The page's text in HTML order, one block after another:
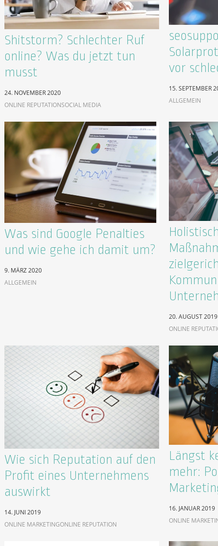
Shitstorm? Schlechter Ruf
online? Was du jetzt tun
musst
24. NOVEMBER 2020
ONLINE REPUTATIONSOCIAL MEDIA
vor
15. SEPTEMBER
ALLGEMEIN
Was sind Google Penalties
und wie gehe ich damit um?
9. MÄRZ 2020
ALLGEMEIN
20. AUGUST 2019
ONLINE
Wie sich Reputation auf den
Profit eines Unternehmens
auswirkt
14. JUNI 2019
ONLINE MARKETINGONLINE REPUTATION
Längst
mehr:
16. JANUAR 2019
ONLINE